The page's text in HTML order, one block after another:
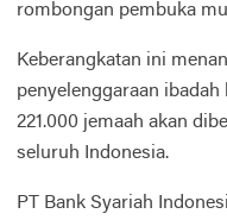
rombongan pembuka
Keberangkatan ini
penyelenggaraan ibadah
221.000 jemaah akan
seluruh Indonesia.
PT Bank Syariah